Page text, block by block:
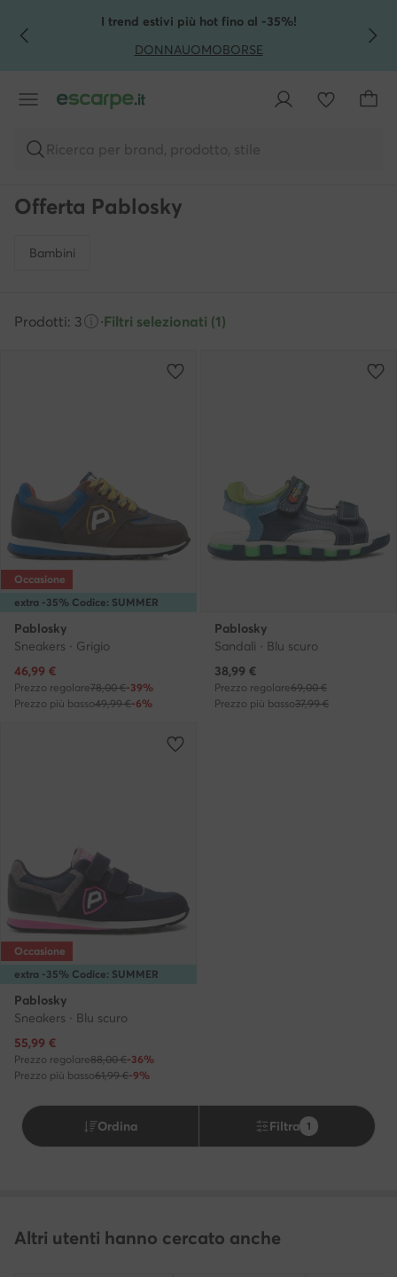
VAI AL CONTENUTO PRINCIPALE
VAI ALLA RICERCAI trend estivi più hot fino al -35%!
DONNAUOMOBORSE
Ricerca per brand, prodotto, stile
Offerta Pablosky
Bambini
Prodotti: 3 ·Filtri selezionati (1)
extra -35% Codice: SUMMER
Occasione
Pablosky
Sneakers · Grigio
Prezzo attuale
46,99 €
Prezzo regolare78,00 €-39%
Prezzo più basso49,99 €-6%
Pablosky
Sandali · Blu scuro
Prezzo attuale
38,99 €
Prezzo regolare69,00 €
Prezzo più basso37,99 €
extra -35% Codice: SUMMER
Occasione
Pablosky
Sneakers · Blu scuro
Prezzo attuale
55,99 €
Prezzo regolare88,00 €-36%
Prezzo più basso61,99 €-9%
Ordina Filtra 1
Altri utenti hanno cercato anche